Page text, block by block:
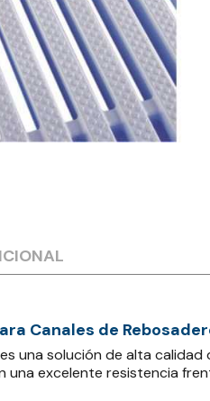
Canales de
una solución de alta
excelente resistencia